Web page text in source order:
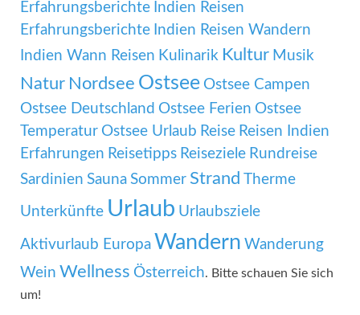
Erfahrungsberichte Indien Reisen
Erfahrungsberichte Indien Reisen Wandern
Indien Wann Reisen Kulinarik Kultur Musik
Natur Nordsee Ostsee Ostsee Campen
Ostsee Deutschland Ostsee Ferien Ostsee
Temperatur Ostsee Urlaub Reise Reisen Indien
Erfahrungen Reisetipps Reiseziele Rundreise
Sardinien Sauna Sommer Strand Therme
Unterkünfte Urlaub Urlaubsziele
Aktivurlaub Europa Wandern Wanderung
Wein Wellness Österreich. Bitte schauen Sie sich
um!